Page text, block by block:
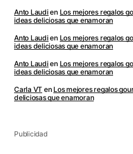
Anto Laudien Los mejores regalos
ideas deliciosas que enamoran
Anto Laudien Los mejores regalos
ideas deliciosas que enamoran
Anto Laudien Los mejores regalos
ideas deliciosas que enamoran
Carla VT en Los mejores regalos
deliciosas que enamoran
Publicidad